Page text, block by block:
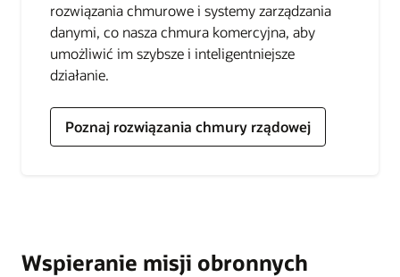
rozwiązania chmurowe i systemy zarządzania
danymi, co nasza chmura komercyjna, aby
umożliwić im szybsze i inteligentniejsze
działanie.
Poznaj rozwiązania chmury rządowej
Wspieranie misji obronnych